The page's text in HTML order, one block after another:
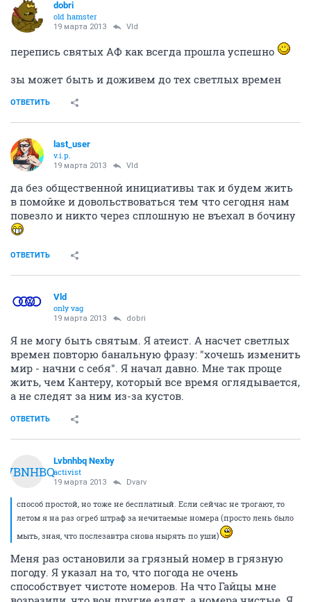
dobri
old hamster
19 марта 2013 Vld
перепись святых АФ как всегда прошла успешно
зы может быть и доживем до тех светлых времен
ОТВЕТИТЬ
last_user
v.i.p.
19 марта 2013 Vld
да без общественной инициативы так и будем жить
в помойке и довольствоваться тем что сегодня нам
повезло и никто через сплошную не въехал в бочину
ОТВЕТИТЬ
Vld
only vag
19 марта 2013 dobri
Я не могу быть святым. Я атеист. А насчет светлых
времен повторю банальную фразу: "хочешь изменить
мир - начни с себя". Я начал давно. Мне так проще
жить, чем Кантеру, который все время оглядывается,
а не следят за ним из-за кустов.
ОТВЕТИТЬ
LVBNHBQ
Lvbnhbq Nexby
activist
19 марта 2013 Dvarv
способ простой, но тоже не бесплатный. Если сейчас не трогают, то
летом я на раз огреб штраф за нечитаемые номера (просто лень было
мыть, зная, что послезавтра снова нырять по уши)
Меня раз остановили за грязный номер в грязную
погоду. Я указал на то, что погода не очень
способствует чистоте номеров. На что Гайцы мне